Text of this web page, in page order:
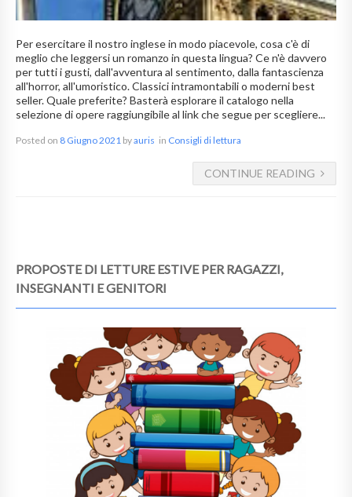
Per esercitare il nostro inglese in modo piacevole, cosa c'è di
meglio che leggersi un romanzo in questa lingua? Ce n'è davvero
per tutti i gusti, dall'avventura al sentimento, dalla fantascienza
all'horror, all'umoristico. Classici intramontabili o moderni best
seller. Quale preferite? Basterà esplorare il catalogo nella
selezione di opere raggiungibile al link che segue per scegliere...
Posted on 8 Giugno 2021 byauris in Consigli di lettura
CONTINUE READING
PROPOSTE DI LETTURE ESTIVE PER RAGAZZI,
INSEGNANTI E GENITORI